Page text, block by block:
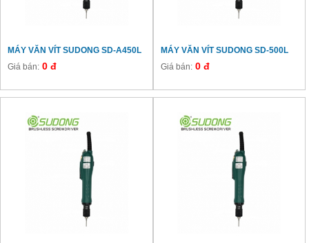
MÁY VĂN VÍT SUDONG SD-A450L
Giá bán: 0 đ
MÁY VĂN VÍT SUDONG SD-500L
Giá bán:0 đ